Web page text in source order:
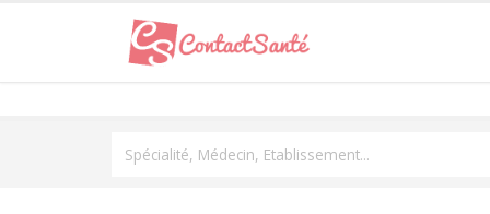
Spécialité, Médecin, Etablissement...